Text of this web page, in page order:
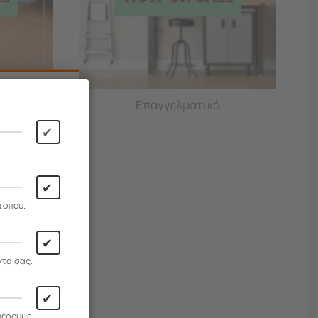
Επαγγελματικά
✔
✔
✔
σας.
✔